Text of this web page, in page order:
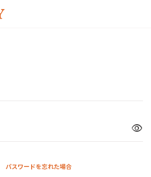
visibility
パスワードを忘れた場合